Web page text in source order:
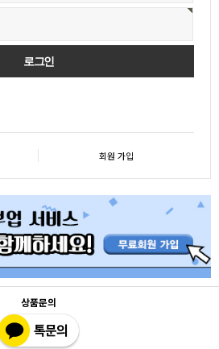
회원 가입
상품문의